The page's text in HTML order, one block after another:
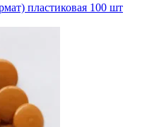
пластиковая 100 шт